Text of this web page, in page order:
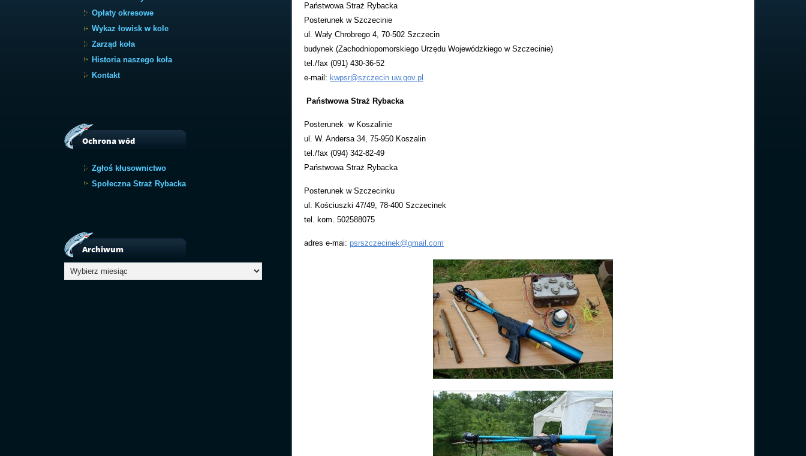
Państwowa Straż Rybacka
Posterunek w Szczecinie
ul. Wały Chrobrego 4, 70-502 Szczecin
budynek (Zachodniopomorskiego Urzędu Wojewódzkiego w Szczecinie)
tel./fax (091) 430-36-52
e-mail: kwpsr@szczecin.uw.gov.pl
Państwowa Straż Rybacka
Posterunek w Koszalinie
ul. W. Andersa 34, 75-950 Koszalin
tel./fax (094) 342-82-49
Państwowa Straż Rybacka
Posterunek w Szczecinku
ul. Kościuszki 47/49, 78-400 Szczecinek
tel. kom. 502588075
adres e-mai: psrszczecinek@gmail.com
Opłaty okresowe
Wykaz łowisk w kole
Zarząd koła
Historia naszego koła
Kontakt
Ochrona wód
Zgłoś kłusownictwo
Społeczna Straż Rybacka
Archiwum
Archiwum